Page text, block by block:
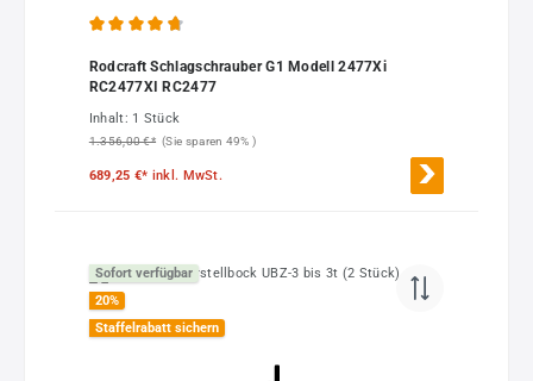
Rodcraft Schlagschrauber G1 Modell 2477Xi
RC2477XI RC2477
Inhalt: 1 Stück
1.356,00 €* (Sie sparen 49% )
689,25 €* inkl. MwSt.
Sofort verfügbar
20%
Staffelrabatt sichern